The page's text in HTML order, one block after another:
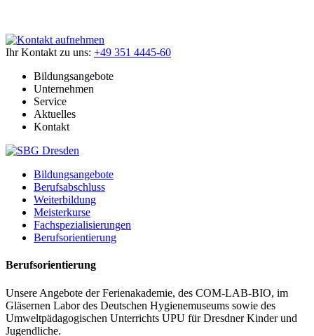
Ihr Kontakt zu uns: +49 351 4445-60
Bildungsangebote
Unternehmen
Service
Aktuelles
Kontakt
Bildungsangebote
Berufsabschluss
Weiterbildung
Meisterkurse
Fachspezialisierungen
Berufsorientierung
Berufsorientierung
Unsere Angebote der Ferienakademie, des COM-LAB-BIO, im
Gläsernen Labor des Deutschen Hygienemuseums sowie des
Umweltpädagogischen Unterrichts UPU für Dresdner Kinder und
Jugendliche.